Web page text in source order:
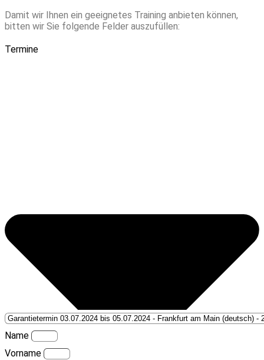
Damit wir Ihnen ein geeignetes Training anbieten können,
bitten wir Sie folgende Felder auszufüllen:
Termine
Name
Vorname